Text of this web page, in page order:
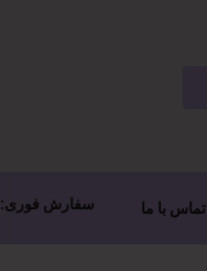
تماس با ما سفارش فوری: 09372626767